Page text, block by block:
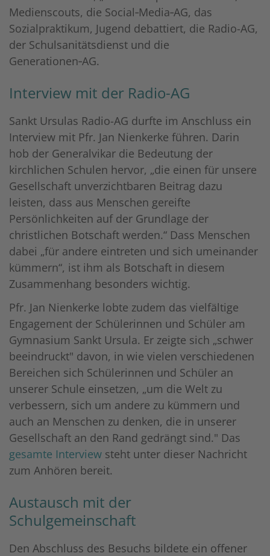
Medienscouts, die Social‑Media‑AG, das
Sozialpraktikum, Jugend debattiert, die Radio-AG,
der Schulsanitätsdienst und die
Generationen‑AG.
Interview mit der Radio-AG
Sankt Ursulas Radio-AG durfte im Anschluss ein
Interview mit Pfr. Jan Nienkerke führen. Darin
hob der Generalvikar die Bedeutung der
kirchlichen Schulen hervor, „die einen für unsere
Gesellschaft unverzichtbaren Beitrag dazu
leisten, dass aus Menschen gereifte
Persönlichkeiten auf der Grundlage der
christlichen Botschaft werden.“ Dass Menschen
dabei „für andere eintreten und sich umeinander
kümmern“, ist ihm als Botschaft in diesem
Zusammenhang besonders wichtig.
Pfr. Jan Nienkerke lobte zudem das vielfältige
Engagement der Schülerinnen und Schüler am
Gymnasium Sankt Ursula. Er zeigte sich „schwer
beeindruckt" davon, in wie vielen verschiedenen
Bereichen sich Schülerinnen und Schüler an
unserer Schule einsetzen, „um die Welt zu
verbessern, sich um andere zu kümmern und
auch an Menschen zu denken, die in unserer
Gesellschaft an den Rand gedrängt sind." Das
gesamte Interview steht unter dieser Nachricht
zum Anhören bereit.
Austausch mit der
Schulgemeinschaft
Den Abschluss des Besuchs bildete ein offener